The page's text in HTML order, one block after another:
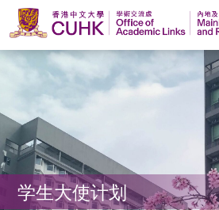
香
港
中
文
大
学学生大使计划